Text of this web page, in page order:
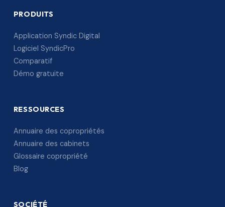
PRODUITS
Application Syndic Digital
Logiciel SyndicPro
Comparatif
Démo gratuite
RESSOURCES
Annuaire des copropriétés
Annuaire des cabinets
Glossaire copropriété
Blog
SOCIÉTÉ